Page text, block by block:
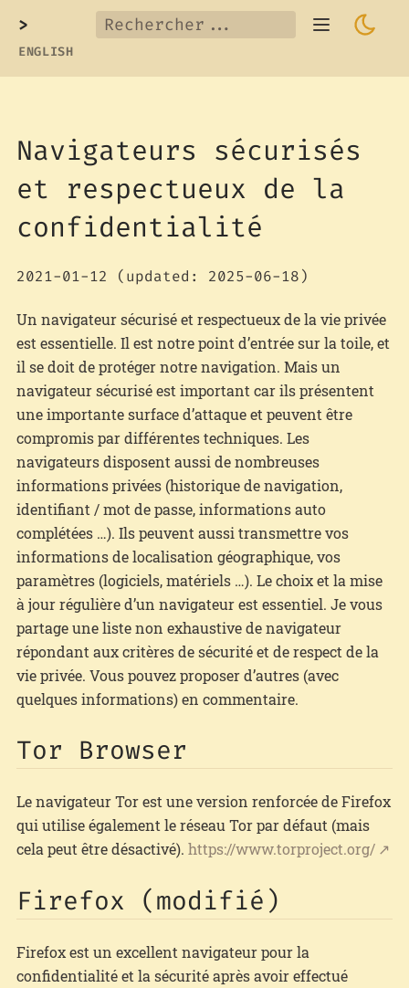
>
ENGLISH
Navigateurs sécurisés
et respectueux de la
confidentialité
2021-01-12 (updated: 2025-06-18)
Un navigateur sécurisé et respectueux de la vie privée
est essentielle. Il est notre point d’entrée sur la toile, et
il se doit de protéger notre navigation. Mais un
navigateur sécurisé est important car ils présentent
une importante surface d’attaque et peuvent être
compromis par différentes techniques. Les
navigateurs disposent aussi de nombreuses
informations privées (historique de navigation,
identifiant / mot de passe, informations auto
complétées …). Ils peuvent aussi transmettre vos
informations de localisation géographique, vos
paramètres (logiciels, matériels …). Le choix et la mise
à jour régulière d’un navigateur est essentiel. Je vous
partage une liste non exhaustive de navigateur
répondant aux critères de sécurité et de respect de la
vie privée. Vous pouvez proposer d’autres (avec
quelques informations) en commentaire.
Tor Browser
Le navigateur Tor est une version renforcée de Firefox
qui utilise également le réseau Tor par défaut (mais
cela peut être désactivé). https://www.torproject.org/
Firefox (modifié)
Firefox est un excellent navigateur pour la
confidentialité et la sécurité après avoir effectué